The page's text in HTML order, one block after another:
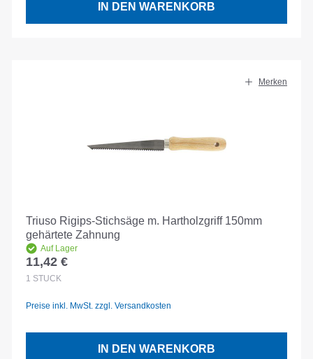
IN DEN WARENKORB
Merken
Triuso Rigips-Stichsäge m. Hartholzgriff 150mm
gehärtete Zahnung
Auf Lager
Regulärer Preis:
11,42 €
1 STÜCK
Preise inkl. MwSt. zzgl. Versandkosten
IN DEN WARENKORB